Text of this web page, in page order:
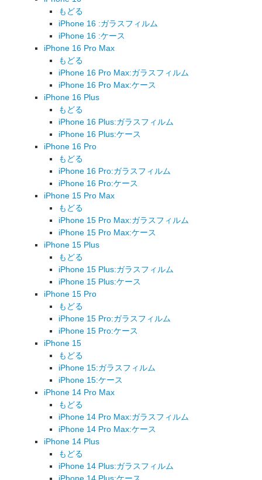
もどる
iPhone 16 :ガラスフィルム
iPhone 16 :ケース
iPhone 16 Pro Max
もどる
iPhone 16 Pro Max:ガラスフィルム
iPhone 16 Pro Max:ケース
iPhone 16 Plus
もどる
iPhone 16 Plus:ガラスフィルム
iPhone 16 Plus:ケース
iPhone 16 Pro
もどる
iPhone 16 Pro:ガラスフィルム
iPhone 16 Pro:ケース
iPhone 15 Pro Max
もどる
iPhone 15 Pro Max:ガラスフィルム
iPhone 15 Pro Max:ケース
iPhone 15 Plus
もどる
iPhone 15 Plus:ガラスフィルム
iPhone 15 Plus:ケース
iPhone 15 Pro
もどる
iPhone 15 Pro:ガラスフィルム
iPhone 15 Pro:ケース
iPhone 15
もどる
iPhone 15:ガラスフィルム
iPhone 15:ケース
iPhone 14 Pro Max
もどる
iPhone 14 Pro Max:ガラスフィルム
iPhone 14 Pro Max:ケース
iPhone 14 Plus
もどる
iPhone 14 Plus:ガラスフィルム
iPhone 14 Plus:ケース